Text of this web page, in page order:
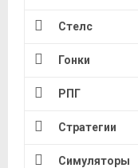
Стелс
Гонки
РПГ
Стратегии
Симуляторы